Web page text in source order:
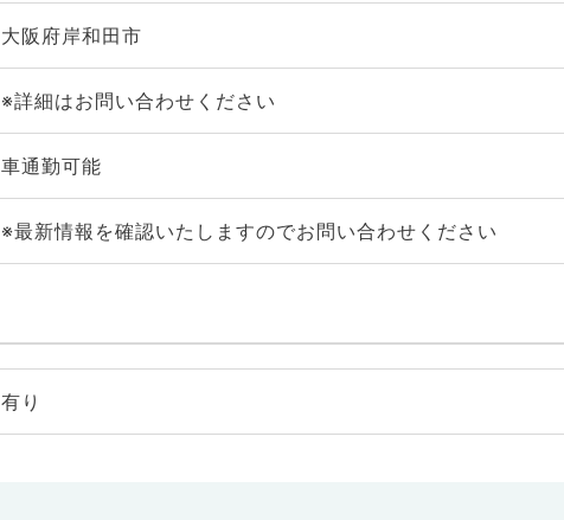
大阪府岸和田市
※詳細はお問い合わせください
車通勤可能
※最新情報を確認いたしますのでお問い合わせください
有り